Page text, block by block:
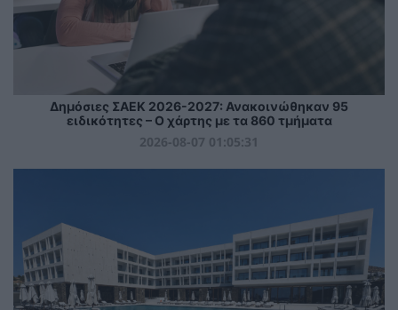
Δημόσιες ΣΑΕΚ 2026-2027: Ανακοινώθηκαν 95
ειδικότητες – Ο χάρτης με τα 860 τμήματα
2026-08-07 01:05:31